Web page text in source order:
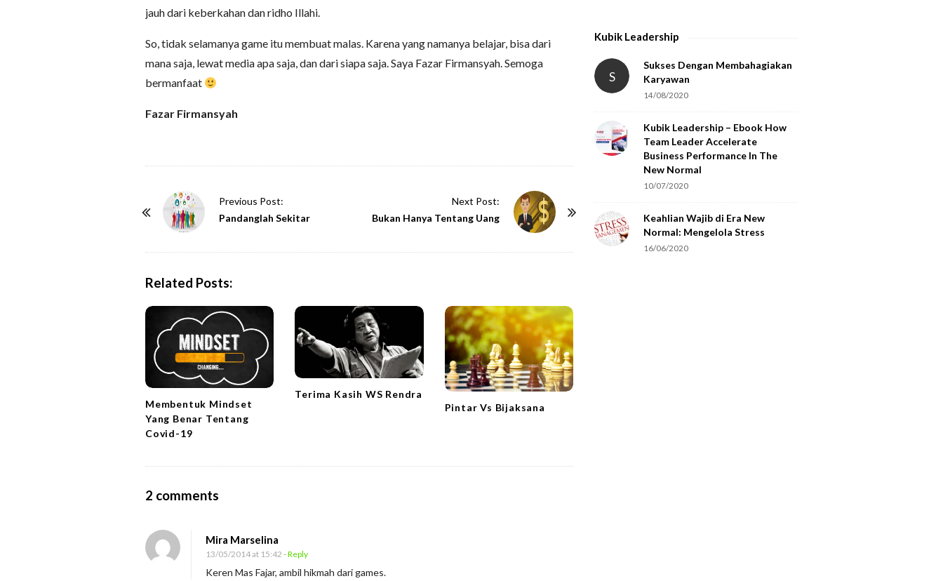
jauh dari keberkahan dan ridho Illahi.
So, tidak selamanya game itu membuat malas. Karena yang namanya belajar, bisa dari
mana saja, lewat media apa saja, dan dari siapa saja. Saya Fazar Firmansyah. Semoga
bermanfaat
Fazar Firmansyah
Previous Post:
Pandanglah Sekitar
Next Post:
Bukan Hanya Tentang Uang
Related Posts:
Membentuk Mindset
Yang Benar Tentang
Covid-19
Terima Kasih WS Rendra
Pintar Vs Bijaksana
2 comments
e
l
Mira Marselina
13/05/2014 at 15:42 - Reply
Keren Mas Fajar, ambil hikmah dari games.
Kubik Leadership
S
Sukses Dengan Membahagiakan
Karyawan
14/08/2020
Kubik Leadership – Ebook How
Team Leader Accelerate
Business Performance In The
New Normal
10/07/2020
Keahlian Wajib di Era New
Normal: Mengelola Stress
16/06/2020